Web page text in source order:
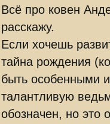
Всё про ковен
расскажу.
Если хочешь
тайна рождения
быть особенными
талантливую
обозначен, но это